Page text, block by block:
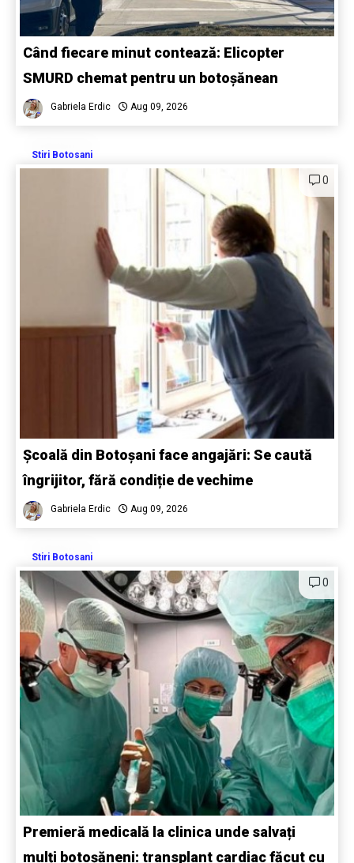
Când fiecare minut contează: Elicopter
SMURD chemat pentru un botoșănean
Gabriela Erdic Aug 09, 2026
Stiri Botosani
0
Școală din Botoșani face angajări: Se caută
îngrijitor, fără condiție de vechime
Gabriela Erdic Aug 09, 2026
Stiri Botosani
0
Premieră medicală la clinica unde salvați
mulți botoșăneni: transplant cardiac făcut cu